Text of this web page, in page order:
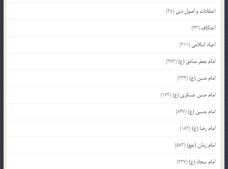
اعتقادات و اصول دین (28)
اعتکاف (43)
اعیاد اسلامی (211)
امام جعفر صادق (ع)(372)
امام حسن (ع)(233)
امام حسن عسکری (ع)(172)
امام حسین (ع)(847)
امام رضا (ع)(182)
امام زمان (عج)(583)
امام سجاد (ع)(227)